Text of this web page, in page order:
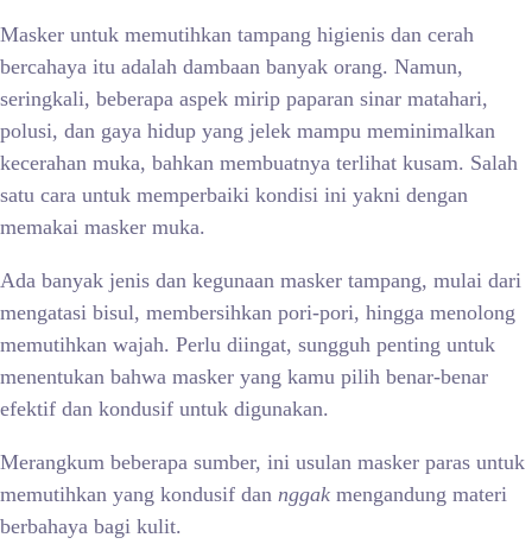
Masker untuk memutihkan tampang higienis dan cerah
bercahaya itu adalah dambaan banyak orang. Namun,
seringkali, beberapa aspek mirip paparan sinar matahari,
polusi, dan gaya hidup yang jelek mampu meminimalkan
kecerahan muka, bahkan membuatnya terlihat kusam. Salah
satu cara untuk memperbaiki kondisi ini yakni dengan
memakai masker muka.
Ada banyak jenis dan kegunaan masker tampang, mulai dari
mengatasi bisul, membersihkan pori-pori, hingga menolong
memutihkan wajah. Perlu diingat, sungguh penting untuk
menentukan bahwa masker yang kamu pilih benar-benar
efektif dan kondusif untuk digunakan.
Merangkum beberapa sumber, ini usulan masker paras untuk
memutihkan yang kondusif dan nggak mengandung materi
berbahaya bagi kulit.